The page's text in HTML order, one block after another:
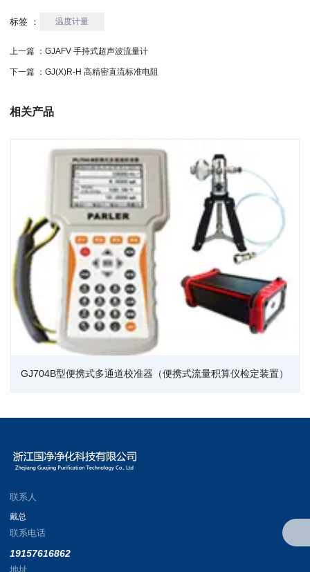
标签 ： 温度计量
上一篇 ： GJAFV 手持式超声波流量计
下一篇 ： GJ(X)R-H 高精密直流标准电阻
相关产品
GJ704B型便携式多通道校准器（便携式流量积算仪检定装置）
联系人
戴总
联系电话
19157616862
地址